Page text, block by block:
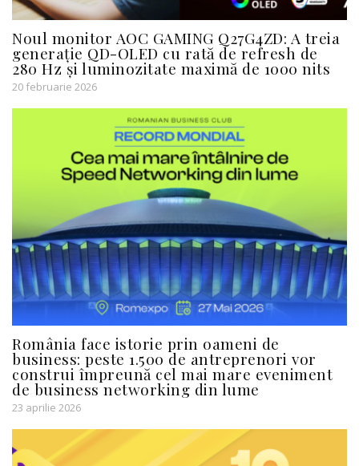
Noul monitor AOC GAMING Q27G4ZD: A treia
generație QD-OLED cu rată de refresh de
280 Hz și luminozitate maximă de 1000 nits
20 februarie 2026
România face istorie prin oameni de
business: peste 1.500 de antreprenori vor
construi împreună cel mai mare eveniment
de business networking din lume
23 aprilie 2026